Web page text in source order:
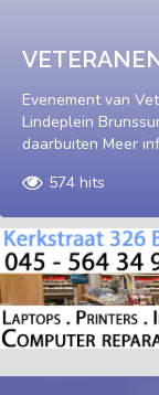
Evenement van
Lindeplein
daarbuiten Meer
574 hits